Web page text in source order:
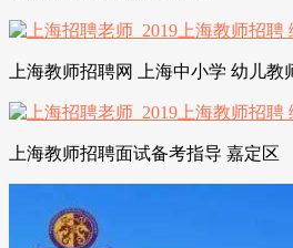
上海教师招聘网 上海中小学 幼儿
上海教师招聘面试备考指导 嘉定区